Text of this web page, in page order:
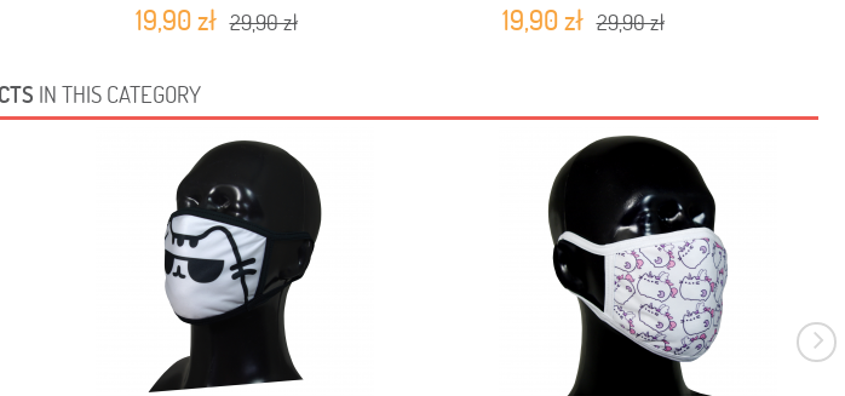
19,90 zł 29,90 zł 19,90 zł 29,90 zł
IN THIS CATEGORY